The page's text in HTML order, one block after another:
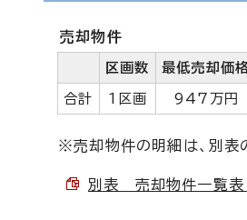
売却物件
区画数 最低売却価
合計 1区画 947万円
※売却物件の明細は、別表
別表 売却物件一覧